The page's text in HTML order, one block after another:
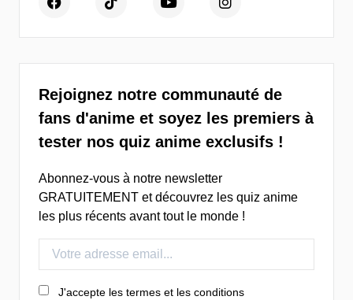
Rejoignez notre communauté de
fans d'anime et soyez les premiers à
tester nos quiz anime exclusifs !
Abonnez-vous à notre newsletter
GRATUITEMENT et découvrez les quiz anime
les plus récents avant tout le monde !
J'accepte les termes et les conditions